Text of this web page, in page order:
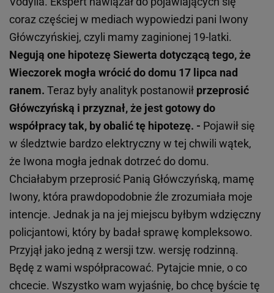
coraz częściej w mediach wypowiedzi pani Iwony
Główczyńskiej, czyli mamy zaginionej 19-latki.
Negują one hipotezę Siewerta dotyczącą tego, że
Wieczorek mogła wrócić do domu 17 lipca nad
ranem. Teraz były analityk postanowił przeprosić
Główczyńską i przyznał, że jest gotowy do
współpracy tak, by obalić tę hipotezę. - Pojawił się
w śledztwie bardzo elektryczny w tej chwili wątek,
że Iwona mogła jednak dotrzeć do domu.
Chciałabym przeprosić Panią Główczyńską, mamę
Iwony, która prawdopodobnie źle zrozumiała moje
intencje. Jednak ja na jej miejscu byłbym wdzięczny
policjantowi, który by badał sprawę kompleksowo.
Przyjął jako jedną z wersji tzw. wersję rodzinną.
Będę z wami współpracować. Pytajcie mnie, o co
chcecie. Wszystko wam wyjaśnię, bo chcę byście tę